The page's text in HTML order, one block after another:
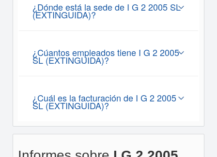
¿Dónde está la sede de I G 2 2005 SL
(EXTINGUIDA)?
¿Cúantos empleados tiene I G 2 2005
SL (EXTINGUIDA)?
¿Cuál es la facturación de I G 2 2005
SL (EXTINGUIDA)?